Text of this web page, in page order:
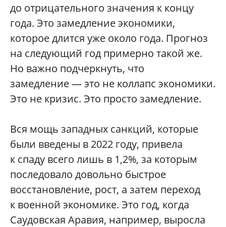
до отрицательного значения к концу
года. Это замедление экономики,
которое длится уже около года. Прогноз
на следующий год примерно такой же.
Но важно подчеркнуть, что
замедление — это не коллапс экономики.
Это не кризис. Это просто замедление.
Вся мощь западных санкций, которые
были введены в 2022 году, привела
к спаду всего лишь в 1,2%, за которым
последовало довольно быстрое
восстановление, рост, а затем переход
к военной экономике. Это год, когда
Саудовская Аравия, например, выросла